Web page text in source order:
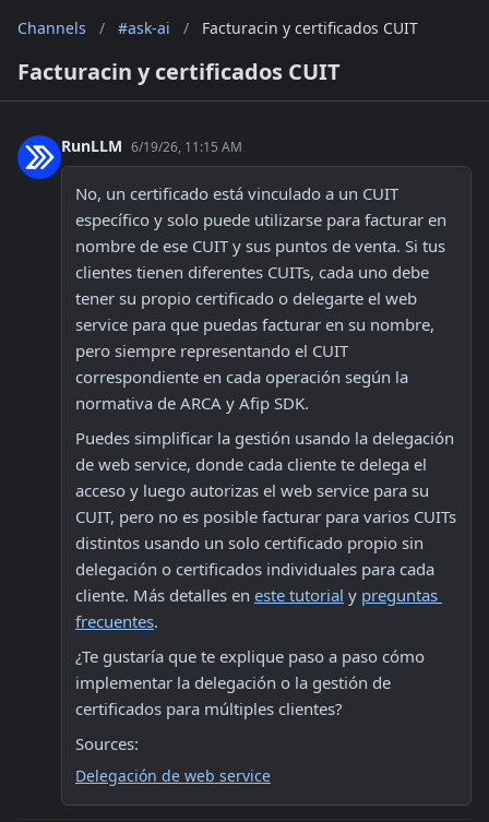
Channels / #ask-ai / Facturacin y certificados CUIT
Facturacin y certificados CUIT
RunLLM 6/19/26, 11:15 AM
No, un certificado está vinculado a un CUIT
específico y solo puede utilizarse para facturar en
nombre de ese CUIT y sus puntos de venta. Si tus
clientes tienen diferentes CUITs, cada uno debe
tener su propio certificado o delegarte el web
service para que puedas facturar en su nombre,
pero siempre representando el CUIT
correspondiente en cada operación según la
normativa de ARCA y Afip SDK.
Puedes simplificar la gestión usando la delegación
de web service, donde cada cliente te delega el
acceso y luego autorizas el web service para su
CUIT, pero no es posible facturar para varios CUITs
distintos usando un solo certificado propio sin
delegación o certificados individuales para cada
cliente. Más detalles en este tutorial y preguntas
frecuentes.
¿Te gustaría que te explique paso a paso cómo
implementar la delegación o la gestión de
certificados para múltiples clientes?
Sources:
Delegación de web service